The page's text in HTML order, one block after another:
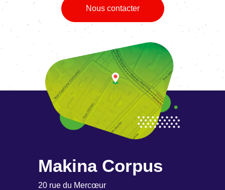
Nous contacter
Makina Corpus
20 rue du Mercœur